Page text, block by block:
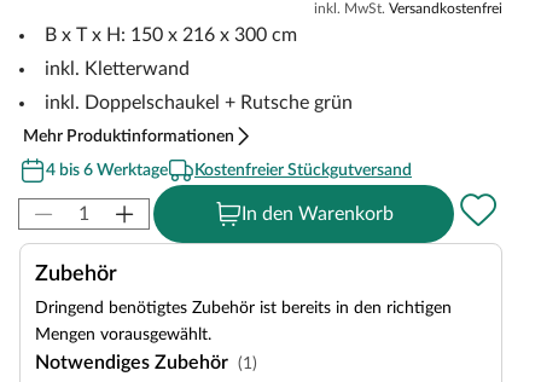
inkl. MwSt. Versandkostenfrei
B x T x H: 150 x 216 x 300 cm
inkl. Kletterwand
inkl. Doppelschaukel + Rutsche grün
Mehr Produktinformationen
4 bis 6 Werktage
Kostenfreier Stückgutversand
In den Warenkorb
Zubehör
Dringend benötigtes Zubehör ist bereits in den richtigen
Mengen vorausgewählt.
Notwendiges Zubehör (1)